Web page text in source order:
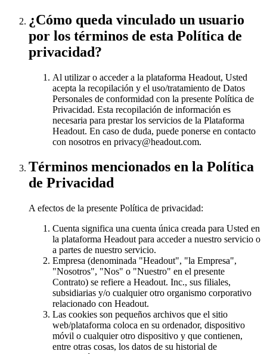
¿Cómo queda vinculado un usuario
por los términos de esta Política de
privacidad?
Al utilizar o acceder a la plataforma Headout, Usted
acepta la recopilación y el uso/tratamiento de Datos
Personales de conformidad con la presente Política de
Privacidad. Esta recopilación de información es
necesaria para prestar los servicios de la Plataforma
Headout. En caso de duda, puede ponerse en contacto
con nosotros en privacy@headout.com.
Términos mencionados en la Política
de Privacidad
A efectos de la presente Política de privacidad:
Cuenta significa una cuenta única creada para Usted en
la plataforma Headout para acceder a nuestro servicio o
a partes de nuestro servicio.
Empresa (denominada "Headout", "la Empresa",
"Nosotros", "Nos" o "Nuestro" en el presente
Contrato) se refiere a Headout. Inc., sus filiales,
subsidiarias y/o cualquier otro organismo corporativo
relacionado con Headout.
Las cookies son pequeños archivos que el sitio
web/plataforma coloca en su ordenador, dispositivo
móvil o cualquier otro dispositivo y que contienen,
entre otras cosas, los datos de su historial de